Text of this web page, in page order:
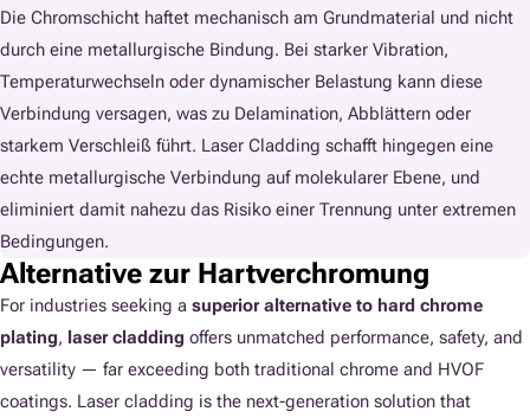
Die Chromschicht haftet mechanisch am Grundmaterial und nicht
durch eine metallurgische Bindung. Bei starker Vibration,
Temperaturwechseln oder dynamischer Belastung kann diese
Verbindung versagen, was zu Delamination, Abblättern oder
starkem Verschleiß führt. Laser Cladding schafft hingegen eine
echte metallurgische Verbindung auf molekularer Ebene, und
eliminiert damit nahezu das Risiko einer Trennung unter extremen
Bedingungen.
Alternative zur Hartverchromung
For industries seeking a superior alternative to hard chrome
plating, laser cladding offers unmatched performance, safety, and
versatility — far exceeding both traditional chrome and HVOF
coatings. Laser cladding is the next-generation solution that